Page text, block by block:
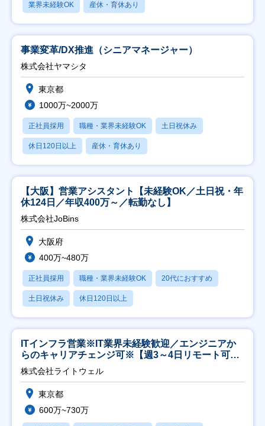
業界未経験OK 産休・育休あり
事業変革/DX推進（シニアマネージャー）
株式会社ヤマシタ
東京都
1000万~2000万
正社員採用 職種・業界未経験OK 土日祝休み
休日120日以上 産休・育休あり
【大阪】営業アシスタント【未経験OK／土日祝・年
休124日／年収400万～／転勤なし】
株式会社JoBins
大阪府
400万~480万
正社員採用 職種・業界未経験OK 20代におすすめ
土日祝休み 休日120日以上
ITインフラ営業※IT業界未経験歓迎／エンジニアか
らのキャリアチェンジ可※【週3～4日リモート可
能】
株式会社ライトウェル
東京都
600万~730万